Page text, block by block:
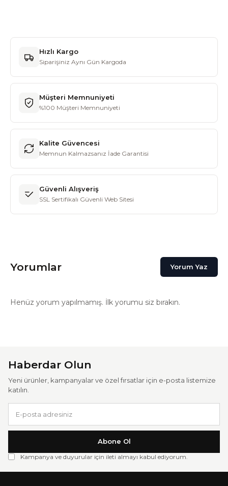
Hızlı Kargo
Siparişiniz Aynı Gün Kargoda
Müşteri Memnuniyeti
%100 Müşteri Memnuniyeti
Kalite Güvencesi
Memnun Kalmazsanız İade Garantisi
Güvenli Alışveriş
SSL Sertifikalı Güvenli Web Sitesi
Yorumlar Yorum Yaz
Henüz yorum yapılmamış. İlk yorumu siz bırakın.
Haberdar Olun
Yeni ürünler, kampanyalar ve özel fırsatlar için e-posta listemize
katılın.
Abone Ol
Kampanya ve duyurular için ileti almayı kabul ediyorum.